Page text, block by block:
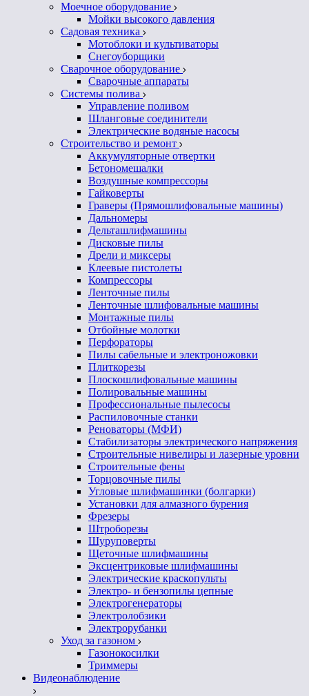
Моечное оборудование
Мойки высокого давления
Садовая техника
Мотоблоки и культиваторы
Снегоуборщики
Сварочное оборудование
Сварочные аппараты
Системы полива
Управление поливом
Шланговые соединители
Электрические водяные насосы
Строительство и ремонт
Аккумуляторные отвертки
Бетономешалки
Воздушные компрессоры
Гайковерты
Граверы (Прямошлифовальные машины)
Дальномеры
Дельташлифмашины
Дисковые пилы
Дрели и миксеры
Клеевые пистолеты
Компрессоры
Ленточные пилы
Ленточные шлифовальные машины
Монтажные пилы
Отбойные молотки
Перфораторы
Пилы сабельные и электроножовки
Плиткорезы
Плоскошлифовальные машины
Полировальные машины
Профессиональные пылесосы
Распиловочные станки
Реноваторы (МФИ)
Стабилизаторы электрического напряжения
Строительные нивелиры и лазерные уровни
Строительные фены
Торцовочные пилы
Угловые шлифмашинки (болгарки)
Установки для алмазного бурения
Фрезеры
Штроборезы
Шуруповерты
Щеточные шлифмашины
Эксцентриковые шлифмашины
Электрические краскопульты
Электро- и бензопилы цепные
Электрогенераторы
Электролобзики
Электрорубанки
Уход за газоном
Газонокосилки
Триммеры
Видеонаблюдение